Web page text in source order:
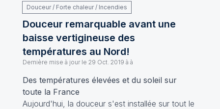
Douceur / Forte chaleur / Incendies
Douceur remarquable avant une
baisse vertigineuse des
températures au Nord!
Dernière mise à jour le 29 Oct. 2019 à à
Des températures élevées et du soleil sur
toute la France
Aujourd'hui, la douceur s'est installée sur tout le